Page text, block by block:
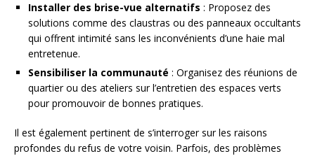
Installer des brise-vue alternatifs : Proposez des
solutions comme des claustras ou des panneaux occultants
qui offrent intimité sans les inconvénients d’une haie mal
entretenue.
Sensibiliser la communauté : Organisez des réunions de
quartier ou des ateliers sur l’entretien des espaces verts
pour promouvoir de bonnes pratiques.
Il est également pertinent de s’interroger sur les raisons
profondes du refus de votre voisin. Parfois, des problèmes